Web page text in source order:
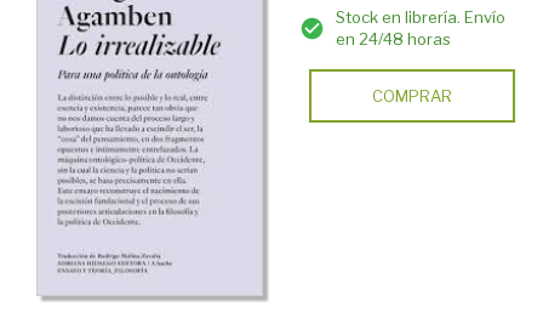
Stock en librería. Envío
en 24/48 horas
COMPRAR